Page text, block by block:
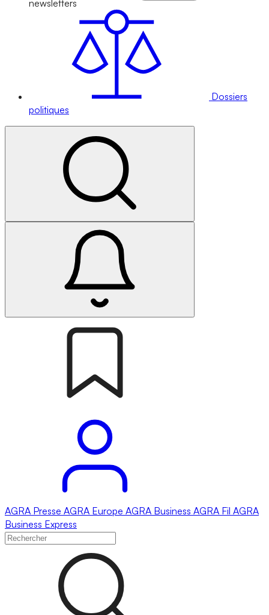
newsletters
Dossiers
politiques
AGRA Presse AGRA Europe AGRA Business AGRA Fil AGRA
Business Express